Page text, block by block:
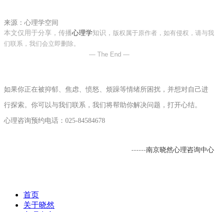
来源：心理学空间
本文仅用于分享，传播心理学知识， 版权属于原作者，如有侵权，请与我
们联系，我们会立即删除。
— The End —
如果你正在被抑郁、焦虑、愤怒、烦躁等情绪所困扰，并想对自己进
行探索。你可以与我们联系，我们将帮助你解决问题，打开心结。
心理咨询预约电话： 025-84584678
------南京晓然心理咨询中心
首页
关于晓然